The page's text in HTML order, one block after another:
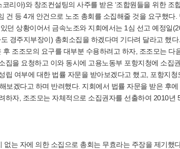
리아)와 창조컨설팅의 사주를 받은 ‘조합원들을 위한 조
건 등 4개 안건으로 노조 총회를 소집해줄 것을 요구했다
던 상황이어서 금속노조와 지회에서는 1심 선고 예정일
경주지부장이) 총회소집을 하겠다며 기다려 달라고 했다.
조조모의 요구를 대부분 수용하려고 하자, 조조모는 다
집을 요청하고 이와 동시에 고용노동부 포항지청에 소집
립 여부에 대한 법률 자문을 받아보겠다고 했고, 포항지
보겠다고 하며 반려했다. 지회에서 법률 자문을 받은 후
하자, 조조모는 자체적으로 소집권자를 선출하여 2010년
없는 자에 의한 소집으로 총회는 무효라는 주장을 제기했